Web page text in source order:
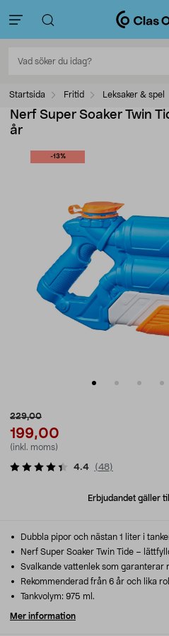
Startsida Fritid Leksaker & spel
Nerf Super Soaker Twin
år
-13%
229,00
199,00
(inkl. moms)
4.4 (48)
Erbjudandet gäller
Dubbla pipor och nästan 1 liter i
Nerf Super Soaker Twin Tide –
Svalkande vattenlek som garanterar
Rekommenderad från 6 år och lika
Tankvolym: 975 ml.
Mer information